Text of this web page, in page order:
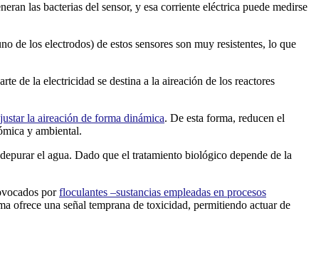
las bacterias del sensor, y esa corriente eléctrica puede medirse
de los electrodos) de estos sensores son muy resistentes, lo que
de la electricidad se destina a la aireación de los reactores
la aireación de forma dinámica. De esta forma, reducen el
y ambiental.
el agua. Dado que el tratamiento biológico depende de la
porfloculantes –sustancias empleadas en procesos
ofrece una señal temprana de toxicidad, permitiendo actuar de